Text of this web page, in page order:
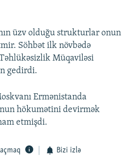
üzv olduğu strukturlar onun
Söhbət ilk növbədə
Müqaviləsi
gedirdi.
Ermənistanda
hökumətini devirmək
etmişdi.
Bizi izlə